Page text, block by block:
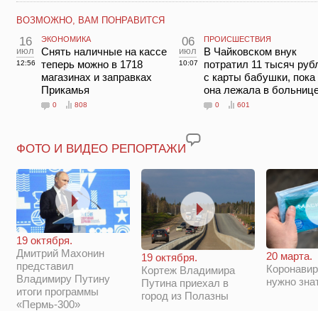
ВОЗМОЖНО, ВАМ ПОНРАВИТСЯ
16
июл
12:56
ЭКОНОМИКА
Снять наличные на кассе
теперь можно в 1718
магазинах и заправках
Прикамья
0 808
06
июл
10:07
ПРОИСШЕСТВИЯ
В Чайковском внук
потратил 11 тысяч
с карты бабушки, пока
она лежала в
0 601
ФОТО И ВИДЕО РЕПОРТАЖИ
19 октября.
Дмитрий Махонин
представил
Владимиру Путину
итоги программы
«Пермь-300»
19 октября.
Кортеж Владимира
Путина приехал в
город из Полазны
20 марта.
нужно